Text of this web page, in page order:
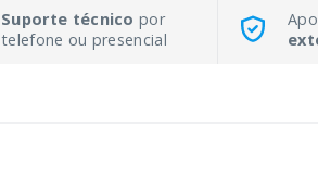
Suporte técnico por
telefone ou presencial